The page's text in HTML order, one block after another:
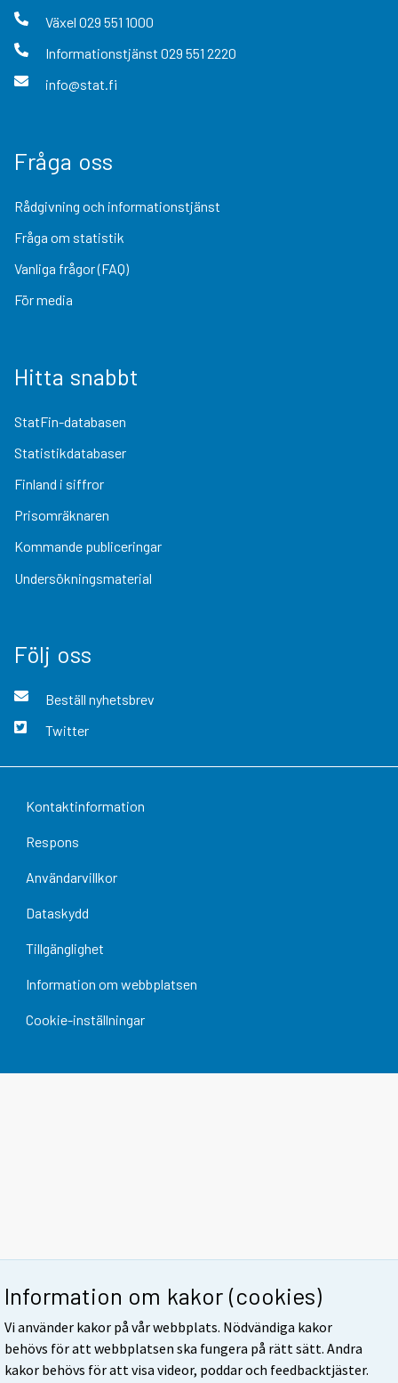
Information om kakor (cookies)
Vi använder kakor på vår webbplats. Nödvändiga kakor
behövs för att webbplatsen ska fungera på rätt sätt. Andra
kakor behövs för att visa videor, poddar och feedbacktjäster.
Växel 029 551 1000
Informationstjänst 029 551 2220
info@stat.fi
Fråga oss
Rådgivning och informationstjänst
Fråga om statistik
Vanliga frågor (FAQ)
För media
Hitta snabbt
StatFin-databasen
Statistikdatabaser
Finland i siffror
Prisomräknaren
Kommande publiceringar
Undersökningsmaterial
Följ oss
Beställ nyhetsbrev
Twitter
Kontaktinformation
Respons
Användarvillkor
Dataskydd
Tillgänglighet
Information om webbplatsen
Cookie-inställningar